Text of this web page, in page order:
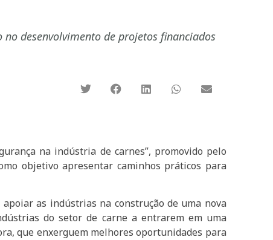
no desenvolvimento de projetos financiados
na indústria de carnes”, promovido pelo
objetivo apresentar caminhos práticos para
apoiar as indústrias na construção de uma nova
do setor de carne a entrarem em uma
que enxerguem melhores oportunidades para